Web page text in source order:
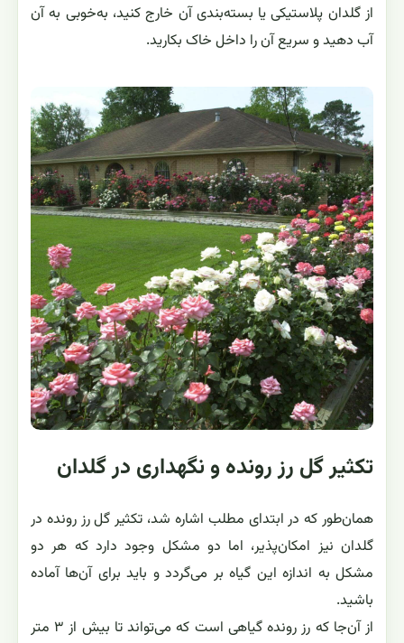
از گلدان پلاستیکی یا بسته‌بندی آن خارج کنید، به‌خوبی به آن
آب دهید و سریع آن را داخل خاک بکارید.
تکثیر گل رز رونده و نگهداری در گلدان
همان‌طور که در ابتدای مطلب اشاره شد، تکثیر گل رز رونده در
گلدان نیز امکان‌پذیر، اما دو مشکل وجود دارد که هر دو
مشکل به اندازه این گیاه بر می‌گردد و باید برای آن‌ها آماده
باشید.
از آن‌جا که رز رونده گیاهی است که می‌تواند تا بیش از ۳ متر